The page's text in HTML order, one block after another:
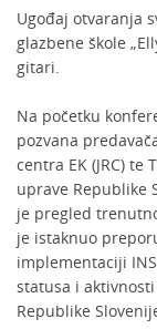
Ugođaj otvaranja
glazbene škole
gitari.
Na početku
pozvana
centra EK (JRC) te
uprave Republike
je pregled
je istaknuo
implementaciji
statusa i
Republike